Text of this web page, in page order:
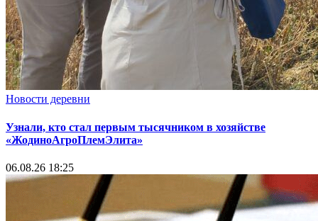
Новости деревни
Узнали, кто стал первым тысячником в хозяйстве
«ЖодиноАгроПлемЭлита»
06.08.26 18:25